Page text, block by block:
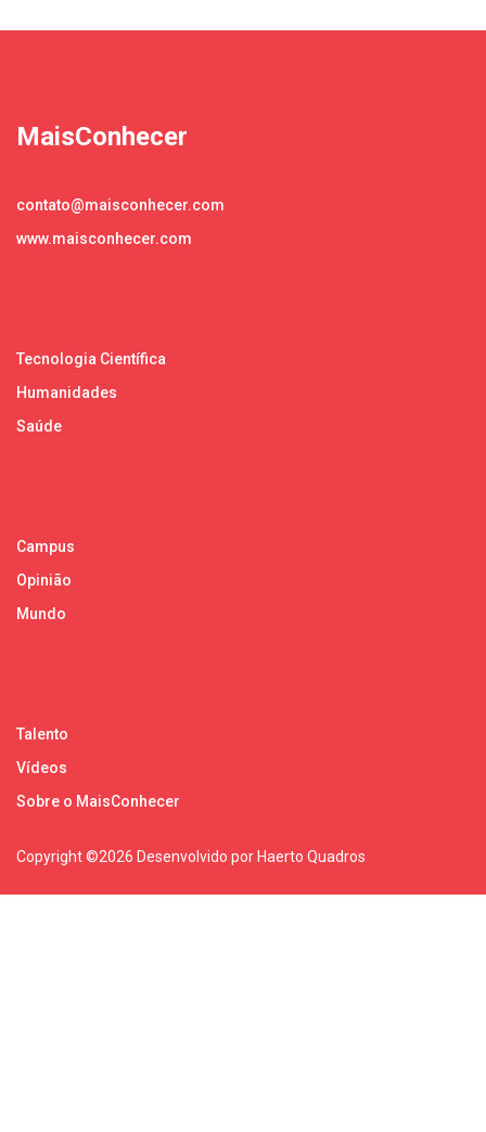
MaisConhecer
contato@maisconhecer.com
www.maisconhecer.com
Tecnologia Científica
Humanidades
Saúde
Campus
Opinião
Mundo
Talento
Vídeos
Sobre o MaisConhecer
Copyright ©2026 Desenvolvido por Haerto Quadros